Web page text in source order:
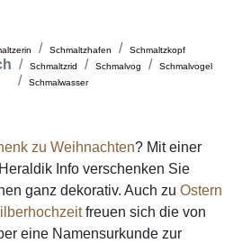
Schmaltzhafen Schmaltzkopf
Schmaltzrid Schmalvog
Schmalvogel
Schmalwasser
zu Weihnachten? Mit einer
Info verschenken Sie
ganz dekorativ. Auch zu Ostern
freuen sich die von
eine Namensurkunde zur